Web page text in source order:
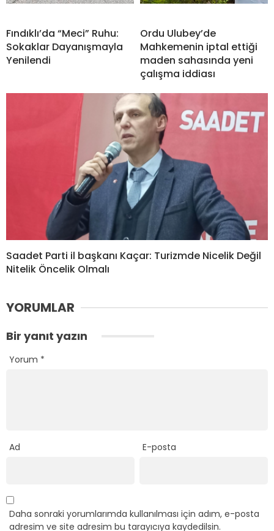
Fındıklı’da “Meci” Ruhu:
Sokaklar Dayanışmayla
Yenilendi
Ordu Ulubey’de
Mahkemenin iptal ettiği
maden sahasında yeni
çalışma iddiası
Saadet Parti il başkanı Kaçar: Turizmde Nicelik Değil
Nitelik Öncelik Olmalı
YORUMLAR
Bir yanıt yazın
Yorum *
Ad E-posta
Daha sonraki yorumlarımda kullanılması için adım, e-posta
adresim ve site adresim bu tarayıcıya kaydedilsin.